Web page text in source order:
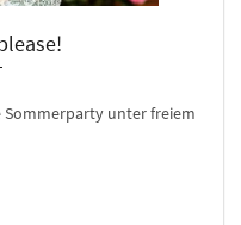
Sommerparty unter freiem